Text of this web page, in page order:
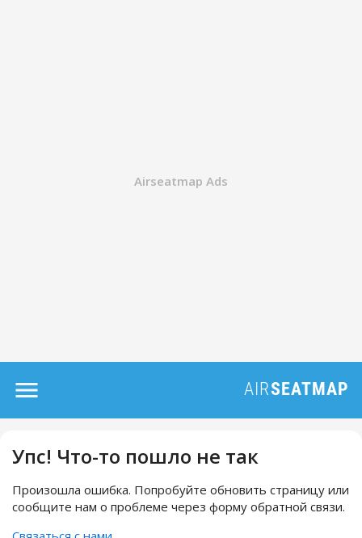
Упс! Что-то пошло не так
Произошла ошибка. Попробуйте обновить страницу или
сообщите нам о проблеме через форму обратной связи.